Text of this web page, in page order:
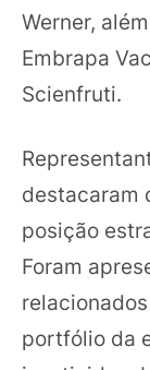
Werner,
Embrapa
Scienfruti.
destacaram
posição
Foram
portfólio da